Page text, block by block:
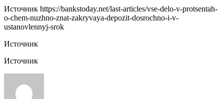
Источник https://bankstoday.net/last-articles/vse-delo-v-protsentah-
o-chem-nuzhno-znat-zakryvaya-depozit-dosrochno-i-v-
ustanovlennyj-srok
Источник
Источник